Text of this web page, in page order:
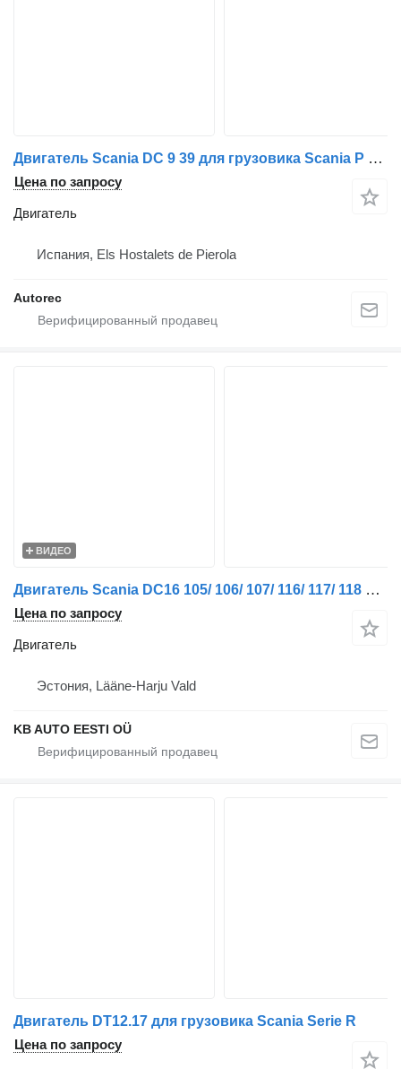
Двигатель Scania DC 9 39 для грузовика Scania P P230
Цена по запросу
Двигатель
Испания, Els Hostalets de Pierola
Autorec
ВИДЕО
Двигатель Scania DC16 105/ 106/ 107/ 116/ 117/ 118 L01 NEXT GEN S для грузовика
Цена по запросу
Двигатель
Эстония, Lääne-Harju Vald
KB AUTO EESTI OÜ
Двигатель DT12.17 для грузовика Scania Serie R
Цена по запросу